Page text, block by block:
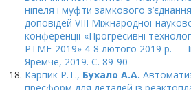
ніпеля і муфти замкового
доповідей VIII Міжнародної
конференції «Прогресивні
PTME-2019» 4-8 лютого 2019 р. —
Яремче, 2019. С. 89-90
Карпик Р.Т., Бухало А.А.
пресформ для деталей із